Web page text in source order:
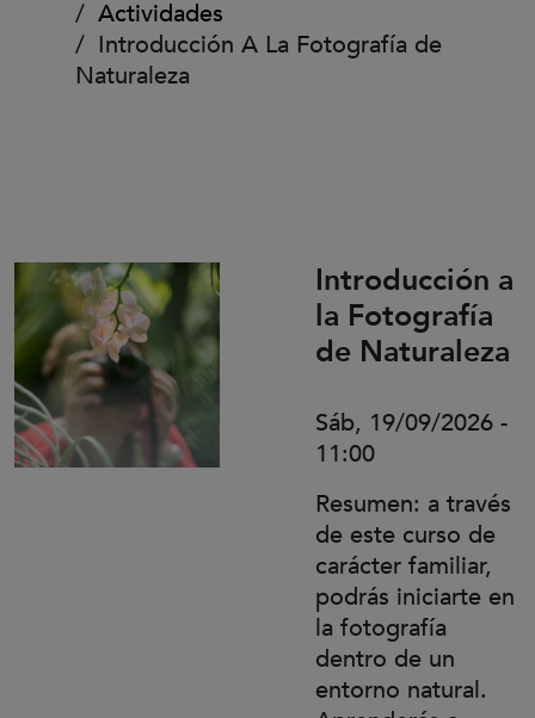
Actividades
Introducción A La Fotografía de
Naturaleza
Introducción a
la Fotografía
de Naturaleza
Sáb, 19/09/2026 -
11:00
Resumen: a través
de este curso de
carácter familiar,
podrás iniciarte en
la fotografía
dentro de un
entorno natural.